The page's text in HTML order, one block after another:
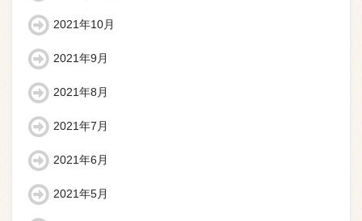
2021年10月
2021年9月
2021年8月
2021年7月
2021年6月
2021年5月